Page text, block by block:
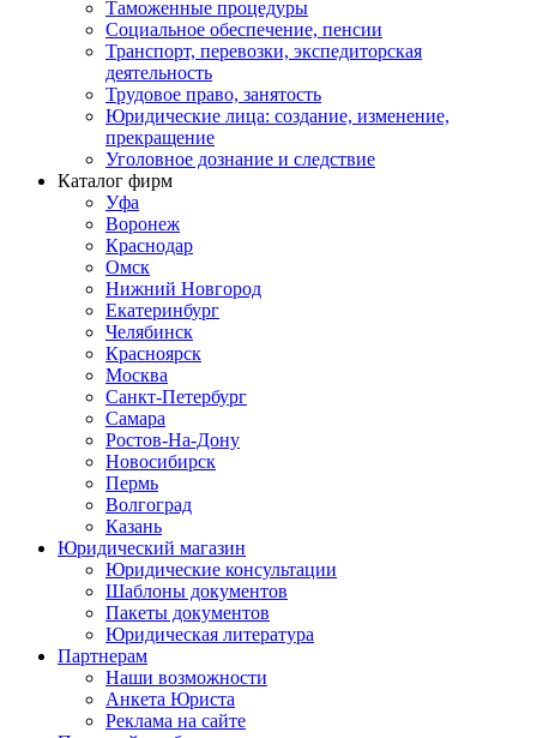
Таможенные процедуры
Социальное обеспечение, пенсии
Транспорт, перевозки, экспедиторская
деятельность
Трудовое право, занятость
Юридические лица: создание, изменение,
прекращение
Уголовное дознание и следствие
Каталог фирм
Уфа
Воронеж
Краснодар
Омск
Нижний Новгород
Екатеринбург
Челябинск
Красноярск
Москва
Санкт-Петербург
Самара
Ростов-На-Дону
Новосибирск
Пермь
Волгоград
Казань
Юридический магазин
Юридические консультации
Шаблоны документов
Пакеты документов
Юридическая литература
Партнерам
Наши возможности
Анкета Юриста
Реклама на сайте